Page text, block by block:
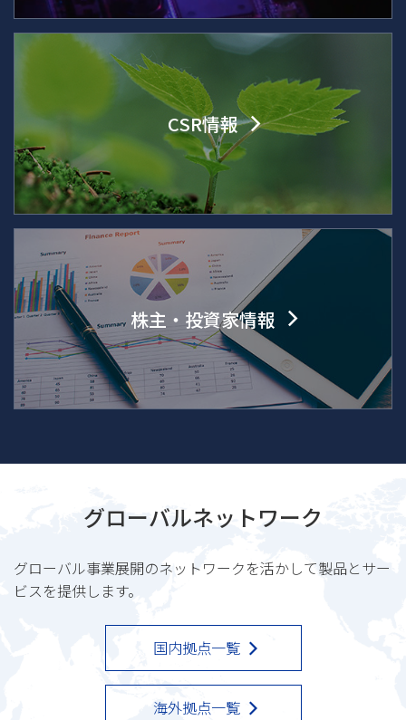
CSR情報
株主・投資家情報
グローバルネットワーク
グローバル事業展開のネットワークを活かして製品とサー
ビスを提供します。
国内拠点一覧
海外拠点一覧